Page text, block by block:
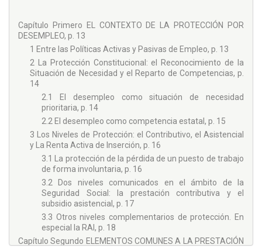
Capítulo Primero EL CONTEXTO DE LA PROTECCIÓN POR
DESEMPLEO, p. 13
1 Entre las Políticas Activas y Pasivas de Empleo, p. 13
2 La Protección Constitucional: el Reconocimiento de la
Situación de Necesidad y el Reparto de Competencias, p.
14
2.1 El desempleo como situación de necesidad
prioritaria, p. 14
2.2 El desempleo como competencia estatal, p. 15
3 Los Niveles de Protección: el Contributivo, el Asistencial
y La Renta Activa de Inserción, p. 16
3.1 La protección de la pérdida de un puesto de trabajo
de forma involuntaria, p. 16
3.2 Dos niveles comunicados en el ámbito de la
Seguridad Social: la prestación contributiva y el
subsidio asistencial, p. 17
3.3 Otros niveles complementarios de protección. En
especial la RAI, p. 18
Capítulo Segundo ELEMENTOS COMUNES A LA PRESTACIÓN